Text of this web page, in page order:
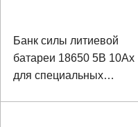
Банк силы литиевой
батареи 18650 5В 10Ах
для специальных